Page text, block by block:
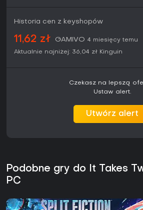
Historia cen z keyshopów
11,62 zł GAMIVO 4 miesięcy temu
Aktualnie najniżej: 36,04 zł Kinguin
Czekasz na lepszą
Ustaw alert.
Utwórz alert
Podobne gry do It Takes
PC